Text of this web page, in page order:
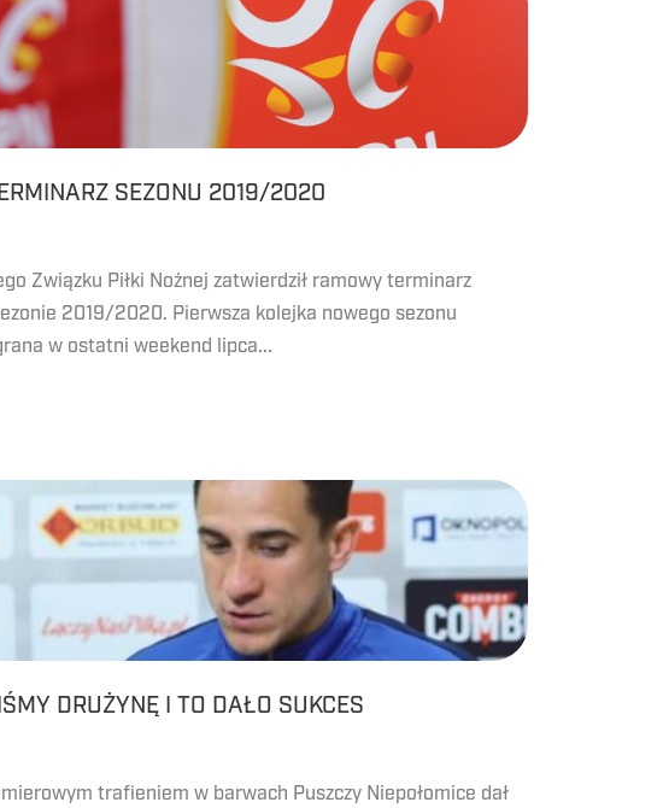
SEZONU 2019/2020
Związku Piłki Nożnej zatwierdził ramowy terminarz
2019/2020. Pierwsza kolejka nowego sezonu
w ostatni weekend lipca...
DRUŻYNĘ I TO DAŁO SUKCES
trafieniem w barwach Puszczy Niepołomice dał